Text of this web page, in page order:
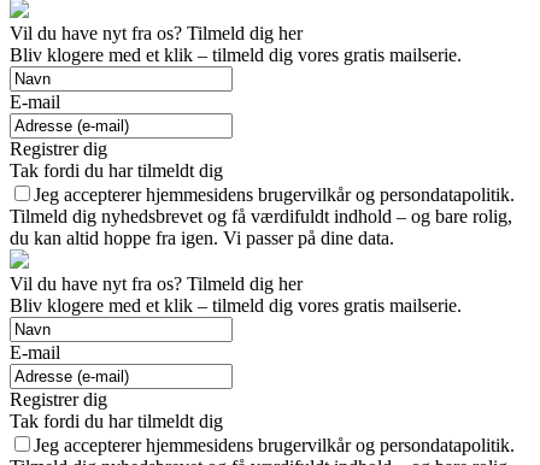
Vil du have nyt fra os? Tilmeld dig her
Bliv klogere med et klik – tilmeld dig vores gratis mailserie.
E-mail
Registrer dig
Tak fordi du har tilmeldt dig
Jeg accepterer hjemmesidens brugervilkår og persondatapolitik.
Tilmeld dig nyhedsbrevet og få værdifuldt indhold – og bare rolig,
du kan altid hoppe fra igen. Vi passer på dine data.
Vil du have nyt fra os? Tilmeld dig her
Bliv klogere med et klik – tilmeld dig vores gratis mailserie.
E-mail
Registrer dig
Tak fordi du har tilmeldt dig
Jeg accepterer hjemmesidens brugervilkår og persondatapolitik.